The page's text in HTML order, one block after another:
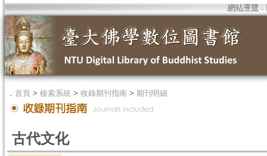
網站導覽 ．
． 首頁 > 檢索系統 > 收錄期刊指南 > 期刊明細
古代文化